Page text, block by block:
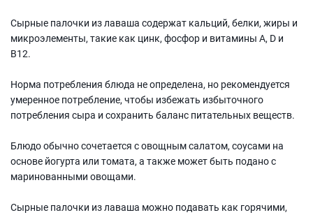
Сырные палочки из лаваша содержат кальций, белки, жиры и
микроэлементы, такие как цинк, фосфор и витамины А, D и
В12.
Норма потребления блюда не определена, но рекомендуется
умеренное потребление, чтобы избежать избыточного
потребления сыра и сохранить баланс питательных веществ.
Блюдо обычно сочетается с овощным салатом, соусами на
основе йогурта или томата, а также может быть подано с
маринованными овощами.
Сырные палочки из лаваша можно подавать как горячими,